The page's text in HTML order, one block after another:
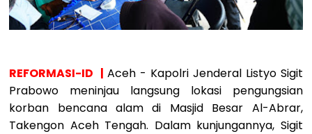
REFORMASI-ID |Aceh - Kapolri Jenderal Listyo Sigit
Prabowo meninjau langsung lokasi pengungsian
korban bencana alam di Masjid Besar Al-Abrar,
Takengon Aceh Tengah. Dalam kunjungannya, Sigit